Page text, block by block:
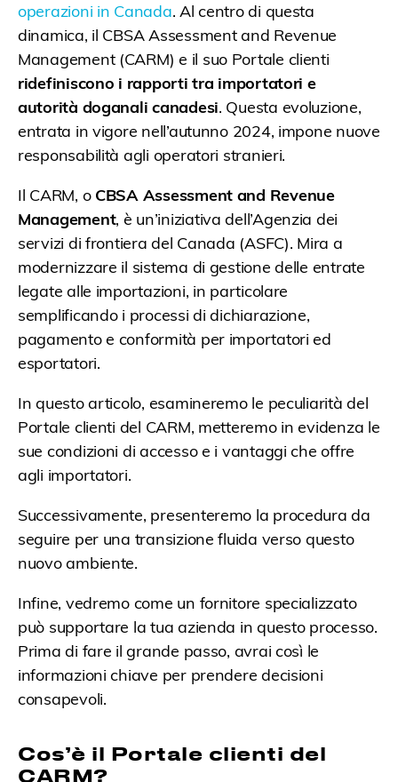
operazioni in Canada. Al centro di questa
dinamica, il CBSA Assessment and Revenue
Management (CARM) e il suo Portale clienti
ridefiniscono i rapporti tra importatori e
autorità doganali canadesi. Questa evoluzione,
entrata in vigore nell’autunno 2024, impone nuove
responsabilità agli operatori stranieri.
Il CARM, o CBSA Assessment and Revenue
Management, è un’iniziativa dell’Agenzia dei
servizi di frontiera del Canada (ASFC). Mira a
modernizzare il sistema di gestione delle entrate
legate alle importazioni, in particolare
semplificando i processi di dichiarazione,
pagamento e conformità per importatori ed
esportatori.
In questo articolo, esamineremo le peculiarità del
Portale clienti del CARM, metteremo in evidenza le
sue condizioni di accesso e i vantaggi che offre
agli importatori.
Successivamente, presenteremo la procedura da
seguire per una transizione fluida verso questo
nuovo ambiente.
Infine, vedremo come un fornitore specializzato
può supportare la tua azienda in questo processo.
Prima di fare il grande passo, avrai così le
informazioni chiave per prendere decisioni
consapevoli.
Cos’è il Portale clienti del
CARM?